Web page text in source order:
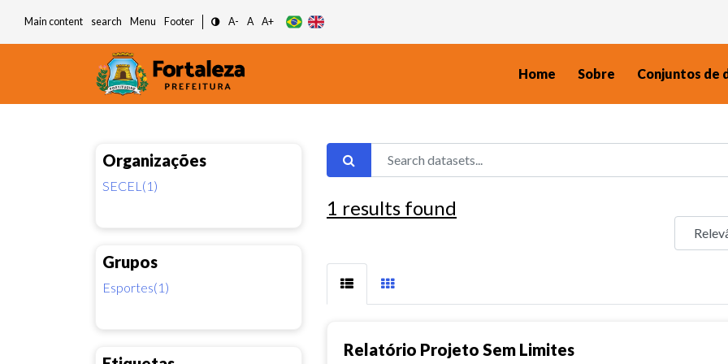
Main content search Menu Footer A- A A+
Home Sobre Conjuntos de
Organizações
SECEL(1)
Grupos
Esportes(1)
1 results found
Relatório Projeto Sem Limites